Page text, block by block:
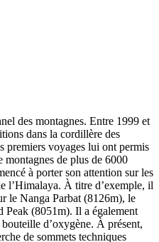
des montagnes. Entre 1999 et
dans la cordillère des
premiers voyages lui ont permis
montagnes de plus de 6000
à porter son attention sur les
l’Himalaya. À titre d’exemple, il
le Nanga Parbat (8126m), le
Peak (8051m). Il a également
d’oxygène. À présent,
de sommets techniques